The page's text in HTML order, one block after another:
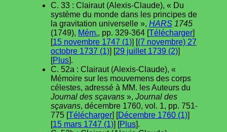
C. 33 : Clairaut (Alexis-Claude), « Du
système du monde dans les principes de
la gravitation universelle », HARS 1745
(1749), Mém., pp. 329-364 [Télécharger]
[15 novembre 1747 (1)] [(7 novembre) 27
octobre 1737 (1)] [29 juillet 1739 (2)]
[Plus].
C. 52a : Clairaut (Alexis-Claude), «
Mémoire sur les mouvemens des corps
célestes, adressé à MM. les Auteurs du
Journal des sçavans », Journal des
sçavans, décembre 1760, vol. 1, pp. 751-
775 [Télécharger] [Décembre 1760 (1)]
[15 mars 1747 (1)] [Plus].